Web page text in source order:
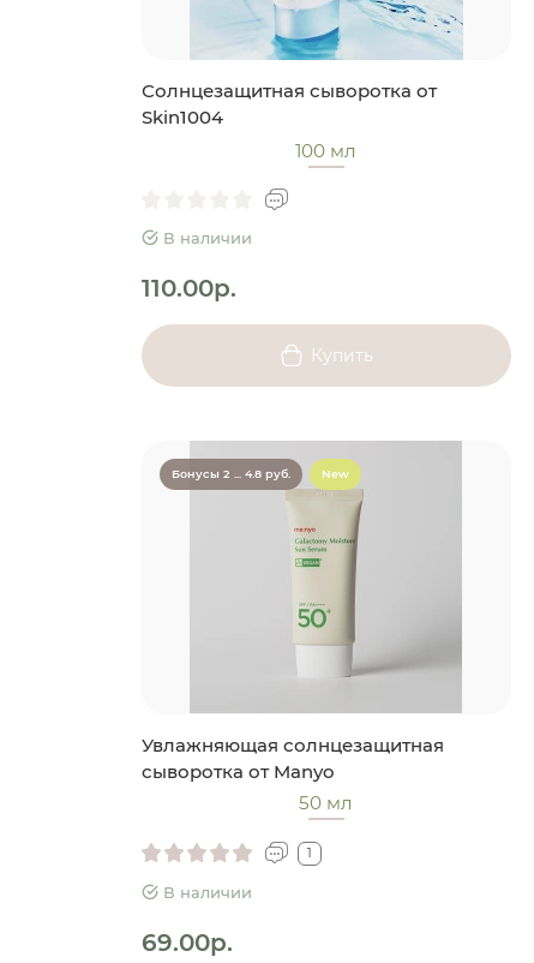
Солнцезащитная сыворотка от
Skin1004
100 мл
В наличии
110.00р.
Купить
Бонусы 2 ... 4.8 руб. New
Увлажняющая солнцезащитная
сыворотка от Manyo
50 мл
1
В наличии
69.00р.